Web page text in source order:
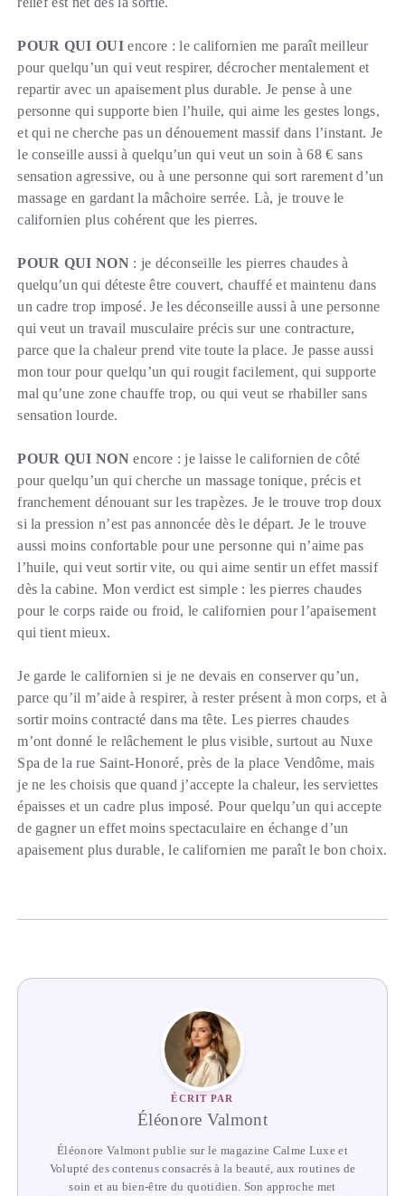
POUR QUI OUI encore : le californien me paraît meilleur
pour quelqu’un qui veut respirer, décrocher mentalement et
repartir avec un apaisement plus durable. Je pense à une
personne qui supporte bien l’huile, qui aime les gestes longs,
et qui ne cherche pas un dénouement massif dans l’instant. Je
le conseille aussi à quelqu’un qui veut un soin à 68 € sans
sensation agressive, ou à une personne qui sort rarement d’un
massage en gardant la mâchoire serrée. Là, je trouve le
californien plus cohérent que les pierres.
POUR QUI NON : je déconseille les pierres chaudes à
quelqu’un qui déteste être couvert, chauffé et maintenu dans
un cadre trop imposé. Je les déconseille aussi à une personne
qui veut un travail musculaire précis sur une contracture,
parce que la chaleur prend vite toute la place. Je passe aussi
mon tour pour quelqu’un qui rougit facilement, qui supporte
mal qu’une zone chauffe trop, ou qui veut se rhabiller sans
sensation lourde.
POUR QUI NON encore : je laisse le californien de côté
pour quelqu’un qui cherche un massage tonique, précis et
franchement dénouant sur les trapèzes. Je le trouve trop doux
si la pression n’est pas annoncée dès le départ. Je le trouve
aussi moins confortable pour une personne qui n’aime pas
l’huile, qui veut sortir vite, ou qui aime sentir un effet massif
dès la cabine. Mon verdict est simple : les pierres chaudes
pour le corps raide ou froid, le californien pour l’apaisement
qui tient mieux.
Je garde le californien si je ne devais en conserver qu’un,
parce qu’il m’aide à respirer, à rester présent à mon corps, et à
sortir moins contracté dans ma tête. Les pierres chaudes
m’ont donné le relâchement le plus visible, surtout au Nuxe
Spa de la rue Saint-Honoré, près de la place Vendôme, mais
je ne les choisis que quand j’accepte la chaleur, les serviettes
épaisses et un cadre plus imposé. Pour quelqu’un qui accepte
de gagner un effet moins spectaculaire en échange d’un
apaisement plus durable, le californien me paraît le bon choix.
ÉCRIT PAR
Éléonore Valmont
Éléonore Valmont publie sur le magazine Calme Luxe et
Volupté des contenus consacrés à la beauté, aux routines de
soin et au bien-être du quotidien. Son approche met